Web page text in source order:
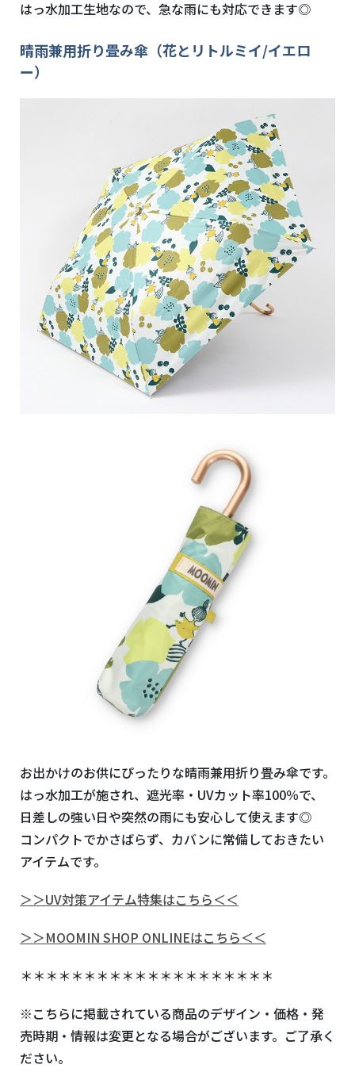
はっ水加工生地なので、急な雨にも対応できます◎
晴雨兼用折り畳み傘（花とリトルミイ/イエロ
ー）
お出かけのお供にぴったりな晴雨兼用折り畳み傘です。
はっ水加工が施され、遮光率・UVカット率100％で、
日差しの強い日や突然の雨にも安心して使えます◎
コンパクトでかさばらず、カバンに常備しておきたい
アイテムです。
＞＞UV対策アイテム特集はこちら＜＜
＞＞MOOMIN SHOP ONLINEはこちら＜＜
＊＊＊＊＊＊＊＊＊＊＊＊＊＊＊＊＊＊＊＊
※こちらに掲載されている商品のデザイン・価格・発
売時期・情報は変更となる場合がございます。ご了承く
ださい。